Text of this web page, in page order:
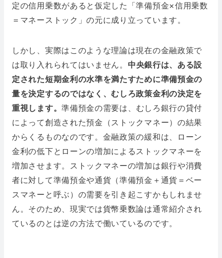
定の信用乗数があると仮定した「準備預金×信用乗数
＝マネーストック」の元に成り立っています。
しかし、実際はこのような理論は現在の金融政策で
は取り入れられてはいません。 中央銀行は、ある設
定された短期金利の水準を満たすために準備預金の
量を決定するのではなく、むしろ政策金利の決定を
重視します。準備預金の需要は、むしろ銀行の貸付
によって創造された預金（ストックマネー）の結果
からくるものなのです。金融政策の緩和は、ローン
金利の低下とローンの増加によるストックマネーを
増加させます。ストックマネーの増加は銀行や消費
者に対して準備預金や通貨（準備預金＋通貨＝ベー
スマネーと呼ぶ）の需要を引き起こすかもしれませ
ん。そのため、現実では貨幣乗数論は通常紹介され
ているのとは逆の方法で働いているのです。